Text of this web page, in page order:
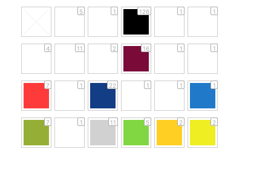
5 1 126 1 1
4 11 2 16 1 1
7 1 22 1 1 1
7 1 11 5 2 2